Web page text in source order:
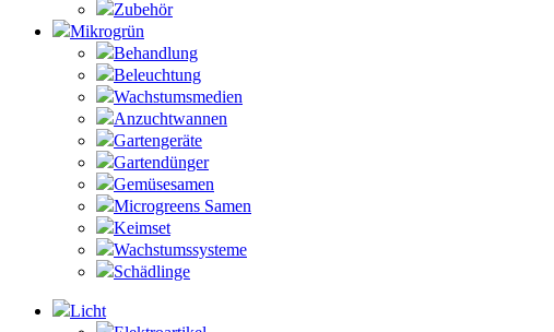
Zubehör
Mikrogrün
Behandlung
Beleuchtung
Wachstumsmedien
Anzuchtwannen
Gartengeräte
Gartendünger
Gemüsesamen
Microgreens Samen
Keimset
Wachstumssysteme
Schädlinge
Licht